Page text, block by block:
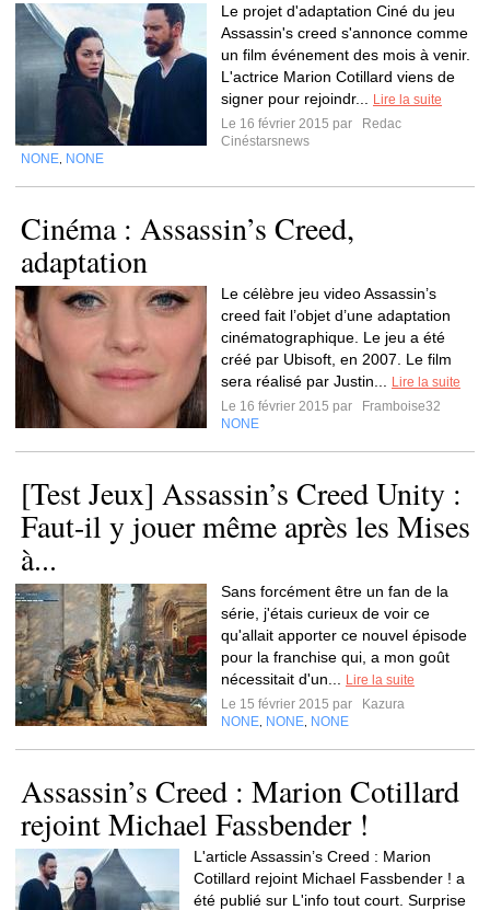
Le projet d'adaptation Ciné du jeu
Assassin's creed s'annonce comme
un film événement des mois à venir.
L'actrice Marion Cotillard viens de
signer pour rejoindr...
Lire la suite
Le 16 février 2015 par
Redac
Cinéstarsnews
NONE NONE
Cinéma : Assassin’s Creed,
adaptation
Le célèbre jeu video Assassin’s
creed fait l’objet d’une adaptation
cinématographique. Le jeu a été
créé par Ubisoft, en 2007. Le film
sera réalisé par Justin...
Lire la suite
Le 16 février 2015 par
Framboise32
NONE
[Test Jeux] Assassin’s Creed Unity :
Faut-il y jouer même après les Mises
à...
Sans forcément être un fan de la
série, j'étais curieux de voir ce
qu'allait apporter ce nouvel épisode
pour la franchise qui, a mon goût
nécessitait d'un...
Lire la suite
Le 15 février 2015 par
Kazura
NONE NONE NONE
Assassin’s Creed : Marion Cotillard
rejoint Michael Fassbender !
L'article Assassin’s Creed : Marion
Cotillard rejoint Michael Fassbender ! a
été publié sur L'info tout court. Surprise